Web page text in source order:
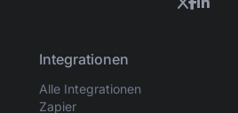
Integrationen
Alle Integrationen
Zapier